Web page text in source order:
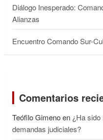
Diálogo Inesperado:
Alianzas
Encuentro Comando Sur-
Comentarios
Teófilo Gimenoen ¿Ha
demandas judiciales?